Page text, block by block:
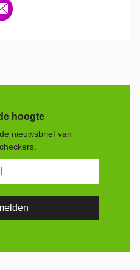
hoogte
nieuwsbrief van